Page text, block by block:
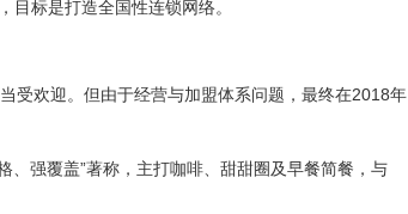
标是打造全国性连锁网络。
受欢迎。但由于经营与加盟体系问题，最终在2018年
强覆盖”著称，主打咖啡、甜甜圈及早餐简餐，与